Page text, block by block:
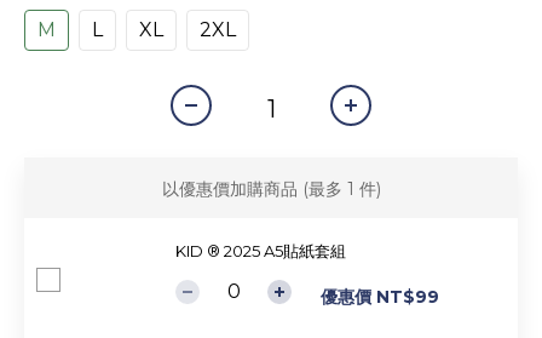
M L XL 2XL
以優惠價加購商品 (最多 1 件)
KID ® 2025 A5貼紙套組
優惠價 NT$99